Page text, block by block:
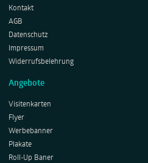
Kontakt
AGB
Datenschutz
Impressum
Widerrufsbelehrung
Angebote
Visitenkarten
Flyer
Werbebanner
Plakate
Roll-Up Baner